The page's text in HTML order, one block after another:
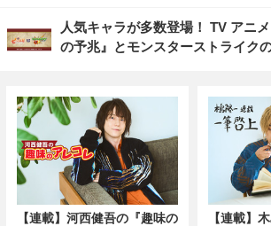
人気キャラが多数登場！ TV アニ
の予兆』とモンスターストライク
【連載】河西健吾の『趣味の
【連載】